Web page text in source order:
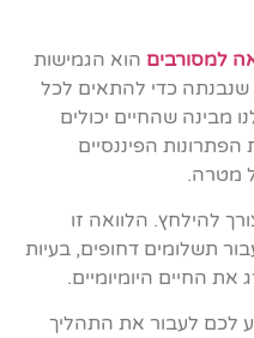
למסורבים הוא הגמישות
שנבנתה כדי להתאים לכל
מבינה שהחיים יכולים
הפיננסיים
מטרה.
להילחץ. הלוואה זו
תשלומים דחופים, בעיות
את החיים היומיומיים.
לכם לעבור את התהליך